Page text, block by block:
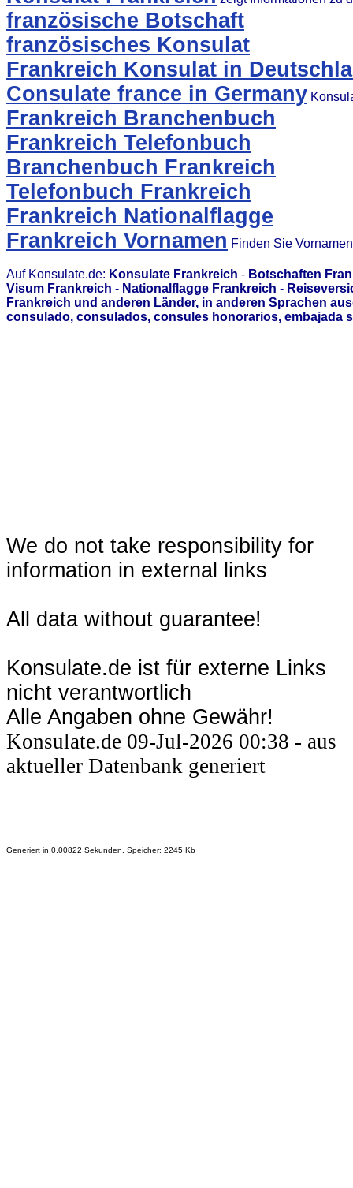
französische Botschaft
französisches Konsulat
Frankreich Konsulat in
Consulate france in Germany
Frankreich Branchenbuch
Frankreich Telefonbuch
Branchenbuch Frankreich
Telefonbuch Frankreich
Frankreich Nationalflagge
Frankreich Vornamen Finden Sie
Auf Konsulate.de: Konsulate Frankreich - Botschaften
Visum Frankreich - Nationalflagge Frankreich -
Frankreich und anderen Länder, in anderen Sprachen
consulado, consulados, consules honorarios, embajada
We do not take responsibility for
information in external links
All data without guarantee!
Konsulate.de ist für externe Links
nicht verantwortlich
Alle Angaben ohne Gewähr!
Konsulate.de 09-Jul-2026 00:38 - aus
aktueller Datenbank generiert
Generiert in 0.00822 Sekunden. Speicher: 2245 Kb